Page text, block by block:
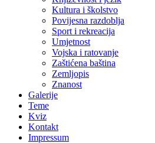
Kultura i školstvo
Povijesna razdoblja
Sport i rekreacija
Umjetnost
Vojska i ratovanje
Zaštićena baština
Zemljopis
Znanost
Galerije
Teme
Kviz
Kontakt
Impressum